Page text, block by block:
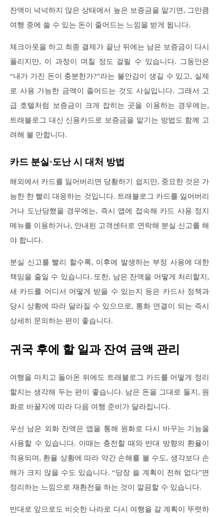
잔액이 넉넉하지 않은 상태에서 높은 보증금을 맡기면, 그만큼
여행 중에 쓸 수 있는 돈이 줄어드는 느낌을 받게 됩니다.
체크아웃을 하고 최종 결제가 끝난 뒤에는 남은 보증금이 다시
풀리지만, 이 과정이 며칠 정도 걸릴 수 있습니다. 그동안은
“내가 가진 돈이 충분한가?”라는 불안감이 생길 수 있고, 실제
로 사용 가능한 금액이 줄어드는 것도 사실입니다. 그래서 고
급 호텔처럼 보증금이 크게 잡히는 곳을 이용하는 경우에는,
트래블로그 대신 신용카드로 보증금을 맡기는 방법도 함께 고
려해 볼 만합니다.
카드 분실·도난 시 대처 방법
해외에서 카드를 잃어버리면 당황하기 쉽지만, 중요한 것은 가
능한 한 빨리 대응하는 것입니다. 트래블로그 카드를 잃어버리
거나 도난당했을 경우에는, 즉시 앱에 접속해 카드 사용 정지
메뉴를 이용하거나, 안내된 고객센터로 연락해 분실 신고를 해
야 합니다.
분실 신고를 빨리 할수록, 이후에 발생하는 부정 사용에 대한
책임을 줄일 수 있습니다. 또한, 남은 잔액을 어떻게 처리할지,
새 카드를 어디서 어떻게 받을 수 있는지 등은 카드사 정책과
당시 상황에 따라 달라질 수 있으므로, 통화 연결이 되는 즉시
상세히 문의하는 편이 좋습니다.
귀국 후에 할 일과 잔여 금액 관리
여행을 마치고 돌아온 뒤에도 트래블로그 카드를 어떻게 정리
할지는 생각해 두는 편이 좋습니다. 남은 돈을 그대로 둘지, 원
화로 바꿀지에 따라 다음 여행 준비가 달라집니다.
우선 남은 외화 잔액은 앱을 통해 원화로 다시 바꾸는 기능을
사용할 수 있습니다. 이때는 충전할 때와 반대 방향의 환율이
적용되며, 환율 상황에 따라 약간 손해를 볼 수도, 생각보다 손
해가 크지 않을 수도 있습니다. “당장 쓸 계획이 전혀 없다”면
정리하는 느낌으로 재환전을 하는 것이 깔끔할 수 있습니다.
반대로 앞으로도 비슷한 나라로 다시 여행을 갈 계획이 뚜렷하